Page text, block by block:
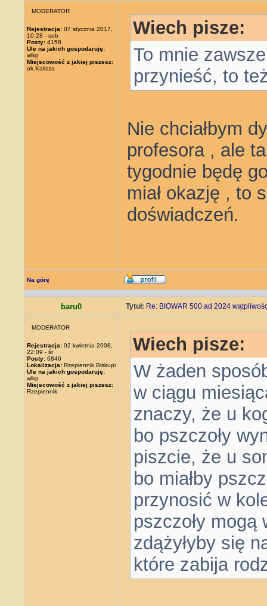
MODERATOR
Rejestracja: 07 stycznia 2017,
10:28 - sob
Posty: 4158
Ule na jakich gospodaruję:
wlkp
Miejscowość z jakiej piszesz:
ok.Kalisza
Wiech pisze:
To mnie
przynieść, to
Nie chciałbym
profesora , ale
tygodnie będę
miał okazję , to
doświadczeń.
Na górę
baru0 Tytuł: Re: BIOWAR 500 ad 2024
MODERATOR
Rejestracja: 02 kwietnia 2008,
22:09 - śr
Posty: 6846
Lokalizacja: Rzepiennik Biskupi
Ule na jakich gospodaruję:
wlkp
Miejscowość z jakiej piszesz:
Rzepiennik
Wiech pisze:
W żaden
w ciągu
znaczy, że u
bo pszczoły
piszcie, że u
bo miałby
przynosić w
pszczoły
zdążyłyby się
które zabija